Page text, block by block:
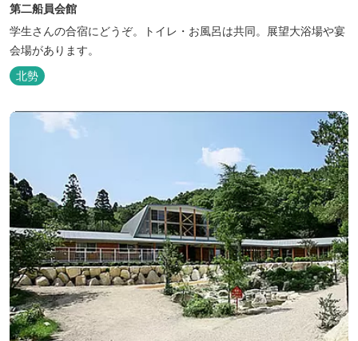
第二船員会館
学生さんの合宿にどうぞ。トイレ・お風呂は共同。展望大浴場や宴
会場があります。
北勢